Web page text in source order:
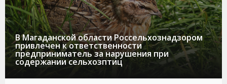
В Магаданской области Россельхознадзором
привлечен к ответственности
предприниматель за нарушения при
содержании сельхозптиц